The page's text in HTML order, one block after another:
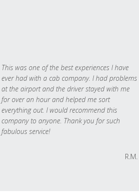
This was one of the best experiences I have
ever had with a cab company. I had problems
at the airport and the driver stayed with me
for over an hour and helped me sort
everything out. I would recommend this
company to anyone. Thank you for such
fabulous service!
R.M.